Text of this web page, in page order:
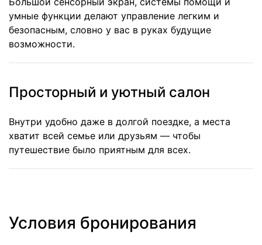
умные функции делают управление легким и
безопасным, словно у вас в руках будущие
возможности.
Просторный и уютный салон
Внутри удобно даже в долгой поездке, а места
хватит всей семье или друзьям — чтобы
путешествие было приятным для всех.
Условия бронирования